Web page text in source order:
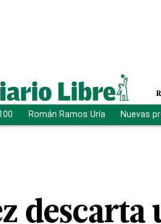
Román Ramos Uría Nuevas
descarta